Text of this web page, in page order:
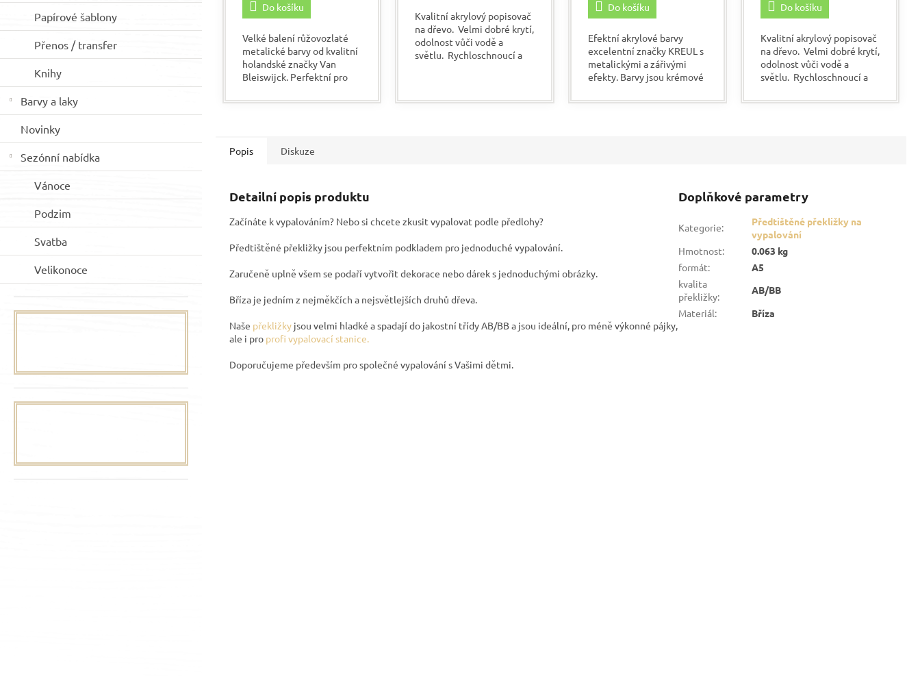
Papírové šablony
Přenos / transfer
Knihy
Barvy a laky
Novinky
Sezónní nabídka
Vánoce
Podzim
Svatba
Velikonoce
Do košíku
Velké balení růžovozlaté
metalické barvy od kvalitní
holandské značky Van
Bleiswijck. Perfektní pro
především na dřevo. Velkou
Kvalitní akrylový popisovač
na dřevo. Velmi dobré krytí,
odolnost vůči vodě a
světlu. Rychloschnoucí a
Do košíku
Efektní akrylové barvy
excelentní značky KREUL s
metalickými a zářivými
efekty. Barvy jsou krémové
pro téměř všechny povrchy.
Do košíku
Kvalitní akrylový popisovač
na dřevo. Velmi dobré krytí,
odolnost vůči vodě a
světlu. Rychloschnoucí a
Vhodné do interiéru i
Popis Diskuze
Detailní popis produktu
Začínáte k vypalováním? Nebo si chcete zkusit vypalovat podle předlohy?
Předtištěné překližky jsou perfektním podkladem pro jednoduché vypalování.
Zaručeně uplně všem se podaří vytvořit dekorace nebo dárek s jednoduchými obrázky.
Bříza je jedním z nejměkčích a nejsvětlejších druhů dřeva.
Naše překližky jsou velmi hladké a spadají do jakostní třídy AB/BB a jsou ideální, pro méně výkonné pájky,
ale i pro profi vypalovací stanice.
Doporučujeme především pro společné vypalování s Vašimi dětmi.
Doplňkové parametry
Kategorie:
Předtištěné překližky na
vypalování
Hmotnost:
0.063 kg
formát:
A5
kvalita
překližky:
AB/BB
Materiál: Bříza